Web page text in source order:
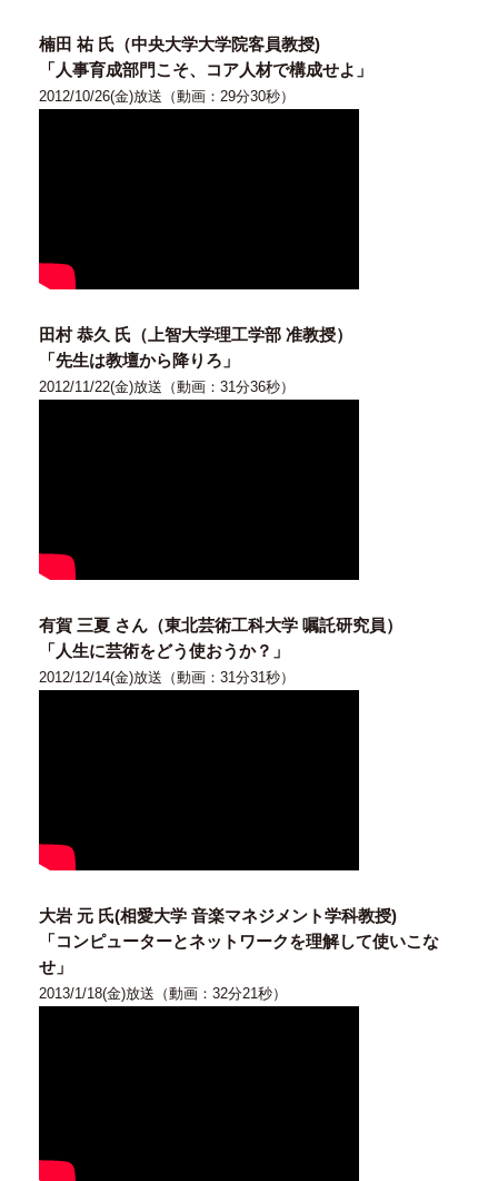
楠田 祐 氏（中央大学大学院客員教授)
「人事育成部門こそ、コア人材で構成せよ」
2012/10/26(金)放送（動画：29分30秒）
田村 恭久 氏（上智大学理工学部 准教授）
「先生は教壇から降りろ」
2012/11/22(金)放送（動画：31分36秒）
有賀 三夏 さん（東北芸術工科大学 嘱託研究員）
「人生に芸術をどう使おうか？」
2012/12/14(金)放送（動画：31分31秒）
大岩 元 氏(相愛大学 音楽マネジメント学科教授)
「コンピューターとネットワークを理解して使いこな
せ」
2013/1/18(金)放送（動画：32分21秒）